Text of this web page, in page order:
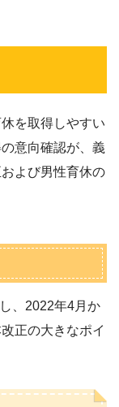
を取得しやすい
意向確認が、義
よび男性育休の
、2022年4月か
正の大きなポイ